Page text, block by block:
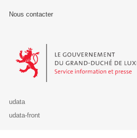
Nous contacter
Le Gouvernement du Grand-Duché de
udata
udata-front